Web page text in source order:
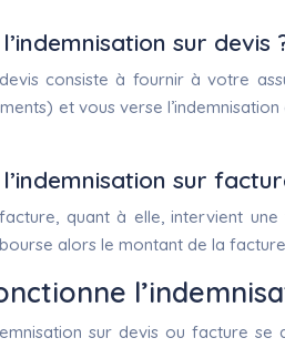
sur devis
devis consiste à fournir à votre
et vous verse
sur
facture, quant à elle, intervient
alors le montant de la
sur devis ou facture